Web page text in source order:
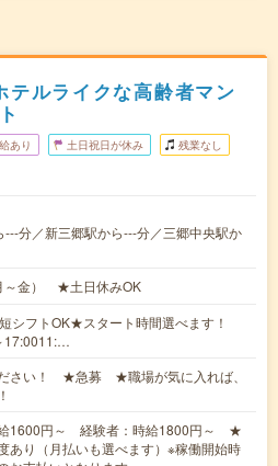
テルライクな高齢者マン
あり 土日祝日が休み 残業なし
---分／新三郷駅から---分／三郷中央駅か
～金） ★土日休みOK
シフトOK★スタート時間選べます！
17:0011:…
さい！ ★急募 ★職場が気に入れば、
1600円～ 経験者：時給1800円～ ★
あり（月払いも選べます）※稼働開始時